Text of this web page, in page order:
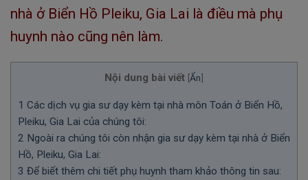
nhà ở Biển Hồ Pleiku, Gia Lai là điều mà phụ
huynh nào cũng nên làm.
Nội dung bài viết [Ẩn]
1 Các dịch vụ gia sư dạy kèm tại nhà môn Toán ở Biển Hồ,
Pleiku, Gia Lai của chúng tôi:
2 Ngoài ra chúng tôi còn nhận gia sư dạy kèm tại nhà ở Biển
Hồ, Pleiku, Gia Lai:
3 Để biết thêm chi tiết phụ huynh tham khảo thông tin sau: